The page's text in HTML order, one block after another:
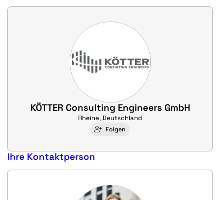
KÖTTER Consulting Engineers GmbH
Rheine, Deutschland
Folgen
Ihre Kontaktperson